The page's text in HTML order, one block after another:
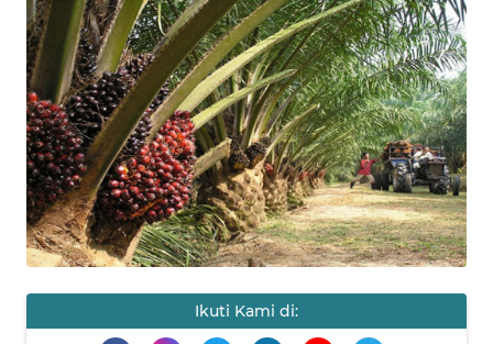
Ikuti Kami di:
HUKRIM
OPINI
PERISTIWA
Informasi
INDEKS
KONTAK